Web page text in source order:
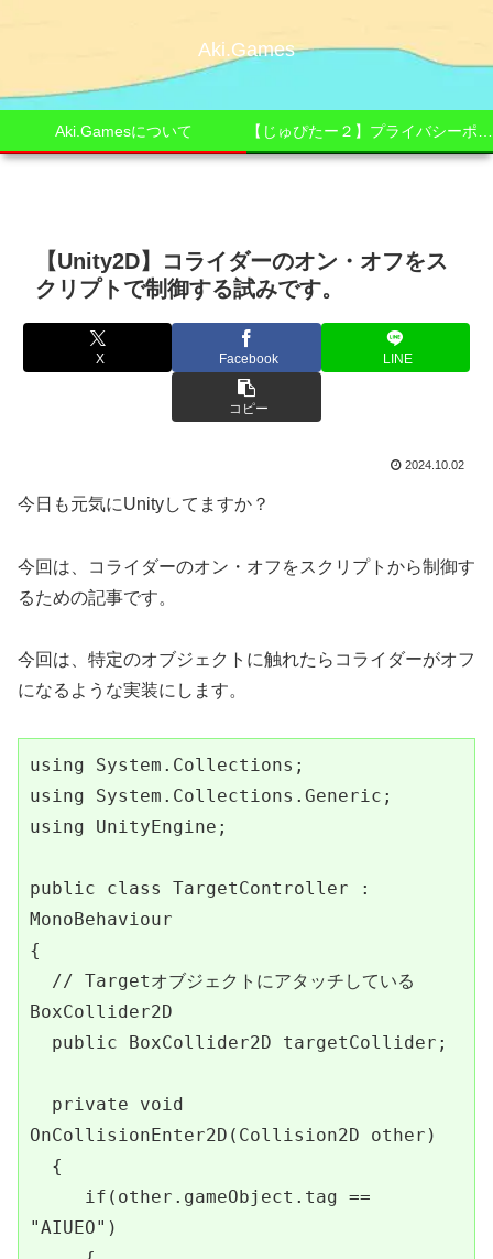
Aki.Games
Aki.Gamesについて
【Unity2D】コライダーのオン・オフをス
クリプトで制御する試みです。
X Facebook LINE
コピー
2024.10.02
今日も元気にUnityしてますか？
今回は、コライダーのオン・オフをスクリプトから制御す
るための記事です。
今回は、特定のオブジェクトに触れたらコライダーがオフ
になるような実装にします。
using System.Collections;
using System.Collections.Generic;
using UnityEngine;
public class TargetController :
MonoBehaviour
{
BoxCollider2D
OnCollisionEnter2D(Collision2D other)
"AIUEO")